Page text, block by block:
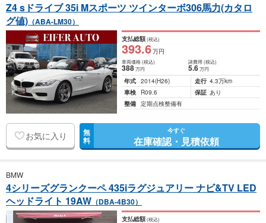
Z4 sドライブ 35i Mスポーツ ツインターボ306馬力(カタロ
グ値) （ABA-LM30）
支払総額(税込)
393.6万円
車両価格(税込)
388万円
諸費用 (税込)
5.6 万円
年式 2014(H26) 走行 4.3万km
車検
R09.6 保証 あり
整備 定期点検整備有
お気に入り 無
料
今すぐ
在庫確認・見積依頼
BMW
4シリーズグランクーペ 435iラグジュアリー ナビ&TV LED
ヘッドライト 19AW （DBA-4B30）
支払総額(税込)